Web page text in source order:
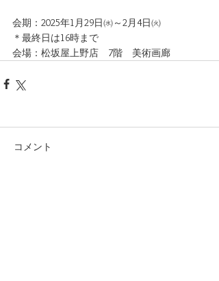
会期：2025年1月29日㈬～2月4日㈫
＊最終日は16時まで
会場：松坂屋上野店　7階　美術画廊
コメント